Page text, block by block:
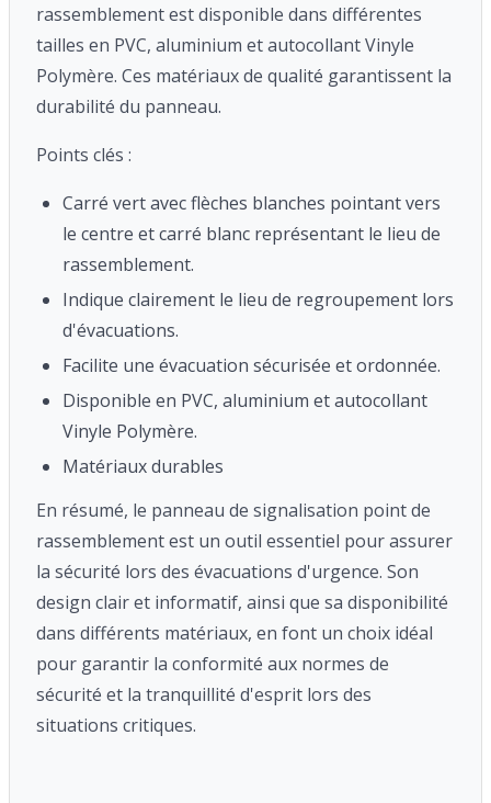
rassemblement est disponible dans différentes
tailles en PVC, aluminium et autocollant Vinyle
Polymère. Ces matériaux de qualité garantissent la
durabilité du panneau.
Points clés :
Carré vert avec flèches blanches pointant vers
le centre et carré blanc représentant le lieu de
rassemblement.
Indique clairement le lieu de regroupement lors
d'évacuations.
Facilite une évacuation sécurisée et ordonnée.
Disponible en PVC, aluminium et autocollant
Vinyle Polymère.
Matériaux durables
En résumé, le panneau de signalisation point de
rassemblement est un outil essentiel pour assurer
la sécurité lors des évacuations d'urgence. Son
design clair et informatif, ainsi que sa disponibilité
dans différents matériaux, en font un choix idéal
pour garantir la conformité aux normes de
sécurité et la tranquillité d'esprit lors des
situations critiques.